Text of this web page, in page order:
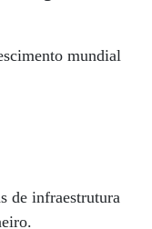
mundial
de infraestrutura